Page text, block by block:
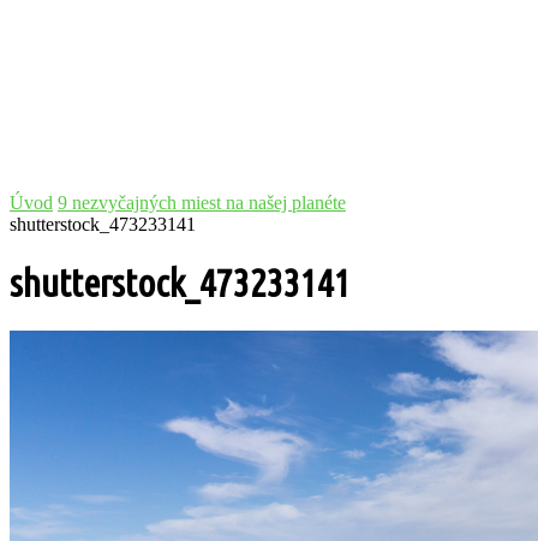
Úvod 9 nezvyčajných miest na našej planéte
shutterstock_473233141
shutterstock_473233141